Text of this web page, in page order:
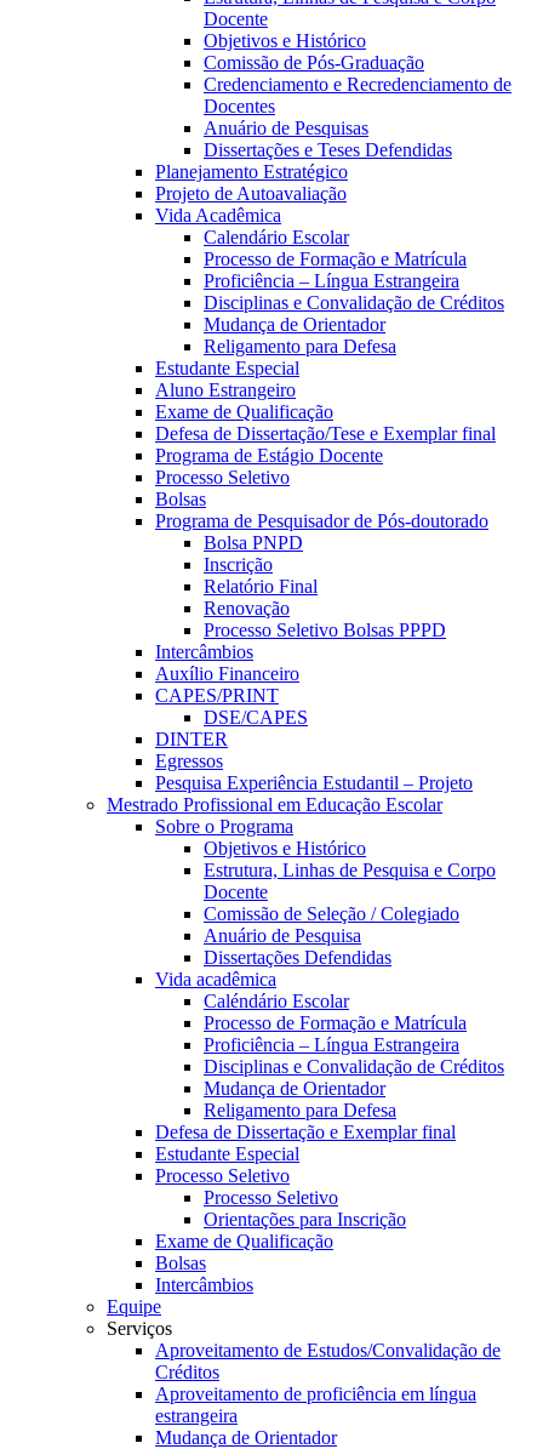
Docente
Objetivos e Histórico
Comissão de Pós-Graduação
Credenciamento e Recredenciamento de
Docentes
Anuário de Pesquisas
Dissertações e Teses Defendidas
Planejamento Estratégico
Projeto de Autoavaliação
Vida Acadêmica
Calendário Escolar
Processo de Formação e Matrícula
Proficiência – Língua Estrangeira
Disciplinas e Convalidação de Créditos
Mudança de Orientador
Religamento para Defesa
Estudante Especial
Aluno Estrangeiro
Exame de Qualificação
Defesa de Dissertação/Tese e Exemplar final
Programa de Estágio Docente
Processo Seletivo
Bolsas
Programa de Pesquisador de Pós-doutorado
Bolsa PNPD
Inscrição
Relatório Final
Renovação
Processo Seletivo Bolsas PPPD
Intercâmbios
Auxílio Financeiro
CAPES/PRINT
DSE/CAPES
DINTER
Egressos
Pesquisa Experiência Estudantil – Projeto
Mestrado Profissional em Educação Escolar
Sobre o Programa
Objetivos e Histórico
Estrutura, Linhas de Pesquisa e Corpo
Docente
Comissão de Seleção / Colegiado
Anuário de Pesquisa
Dissertações Defendidas
Vida acadêmica
Caléndário Escolar
Processo de Formação e Matrícula
Proficiência – Língua Estrangeira
Disciplinas e Convalidação de Créditos
Mudança de Orientador
Religamento para Defesa
Defesa de Dissertação e Exemplar final
Estudante Especial
Processo Seletivo
Processo Seletivo
Orientações para Inscrição
Exame de Qualificação
Bolsas
Intercâmbios
Equipe
Serviços
Aproveitamento de Estudos/Convalidação de
Créditos
Aproveitamento de proficiência em língua
estrangeira
Mudança de Orientador